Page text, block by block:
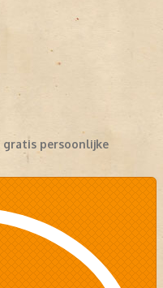
gratis persoonlijke